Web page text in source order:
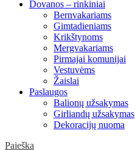
Dovanos – rinkiniai
Bernvakariams
Gimtadieniams
Krikštynoms
Mergvakariams
Pirmajai komunijai
Vestuvėms
Žaislai
Paslaugos
Balionų užsakymas
Girliandų užsakymas
Dekoracijų nuoma
Paieška